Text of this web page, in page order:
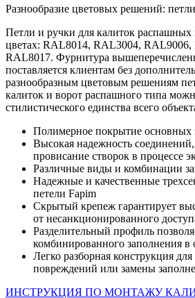
Разнообразие цветовых решений:
Петли и ручки для калиток распашных
цветах: RAL8014, RAL3004,
RAL8017. Фурнитура
поставляется клиентам без
разнообразным цветовым решениям
калиток и ворот распашного типа
стилистического единства всего
Полимерное покрытие основных
Высокая надежность
провисание створок в процессе
Различные виды и комбинации
Надежные и качественные
петели Fapim
Скрытый крепеж гарантирует
от несанкционированного
Разделительный профиль
комбинированного заполнения в
Легко разборная конструкция
повреждений или замены
ИНСТРУКЦИЯ ПО МОНТАЖУ